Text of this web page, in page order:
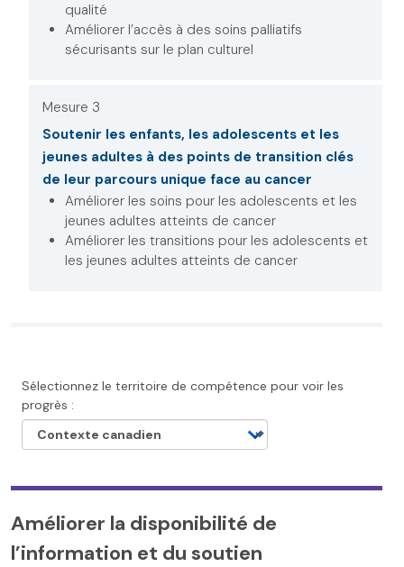
qualité
Améliorer l’accès à des soins palliatifs
sécurisants sur le plan culturel
Mesure 3
Soutenir les enfants, les adolescents et les
jeunes adultes à des points de transition clés
de leur parcours unique face au cancer
Améliorer les soins pour les adolescents et les
jeunes adultes atteints de cancer
Améliorer les transitions pour les adolescents et
les jeunes adultes atteints de cancer
Sélectionnez le territoire de compétence pour voir les
progrès :
Améliorer la disponibilité de
l’information et du soutien